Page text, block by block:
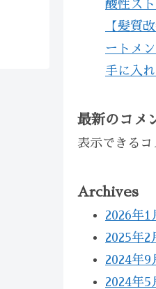
酸性ス
【髪質
ートメ
手に入
最新のコメ
表示できるコ
Archives
2026年1
2025年2
2024年9
2024年5